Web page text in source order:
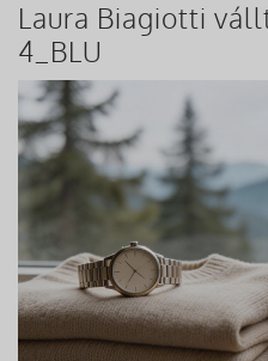
Laura Biagiotti
4_BLU